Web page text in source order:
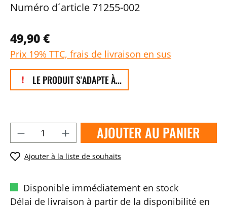
Numéro d´article 71255-002
49,90 €
Prix 19% TTC, frais de livraison en sus
LE PRODUIT S'ADAPTE À...
AJOUTER AU PANIER
Ajouter à la liste de souhaits
Disponible immédiatement en stock
Délai de livraison à partir de la disponibilité en